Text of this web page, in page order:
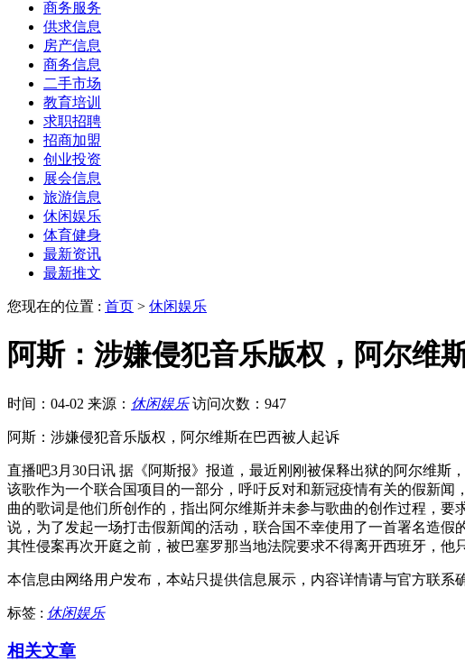
商务服务
供求信息
房产信息
商务信息
二手市场
教育培训
求职招聘
招商加盟
创业投资
展会信息
旅游信息
休闲娱乐
体育健身
最新资讯
最新推文
您现在的位置 : 首页 > 休闲娱乐
阿斯：涉嫌侵犯音乐版权，阿尔维
时间：04-02 来源： 休闲娱乐 访问次数：947
阿斯：涉嫌侵犯音乐版权，阿尔维斯在巴西被人起诉
直播吧3月30日讯 据《阿斯报》报道，最近刚刚被保释出狱的阿尔维斯
该歌作为一个联合国项目的一部分，呼吁反对和新冠疫情有关的假新
曲的歌词是他们所创作的，指出阿尔维斯并未参与歌曲的创作过程，
说，为了发起一场打击假新闻的活动，联合国不幸使用了一首署名造
其性侵案再次开庭之前，被巴塞罗那当地法院要求不得离开西班牙，他
本信息由网络用户发布， 本站只提供信息展示，内容详情请与官方联系
标签 : 休闲娱乐
相关文章